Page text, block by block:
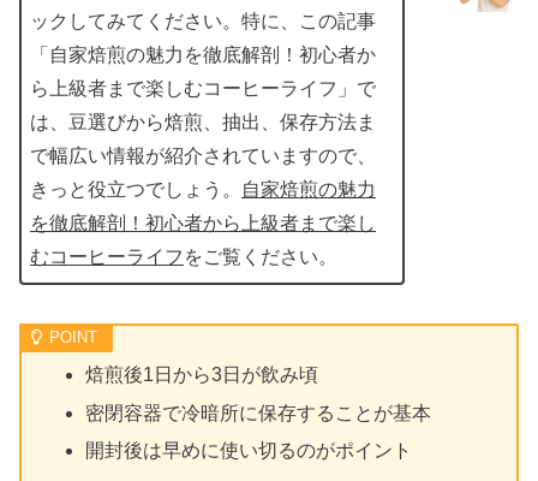
ックしてみてください。特に、この記事
「自家焙煎の魅力を徹底解剖！初心者か
ら上級者まで楽しむコーヒーライフ」で
は、豆選びから焙煎、抽出、保存方法ま
で幅広い情報が紹介されていますので、
きっと役立つでしょう。
自家焙煎の魅力
を徹底解剖！初心者から上級者まで楽し
むコーヒーライフ をご覧ください。
焙煎後1日から3日が飲み頃
密閉容器で冷暗所に保存することが基本
開封後は早めに使い切るのがポイント